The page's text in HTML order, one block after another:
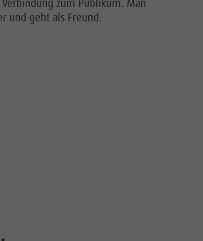
zum Publikum. Man
und geht als Freund.